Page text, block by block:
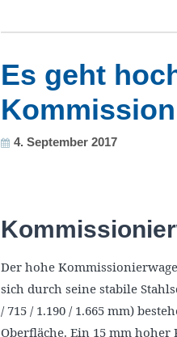
Es geht
4. September 2017
Der hohe
sich durch seine stabile
/ 715 / 1.190 / 1.665 mm)
Oberfläche. Ein 15 mm hoher